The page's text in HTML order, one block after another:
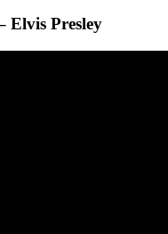
Elvis Presley